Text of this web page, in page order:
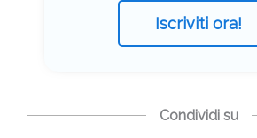
Iscriviti ora!
Condividi su